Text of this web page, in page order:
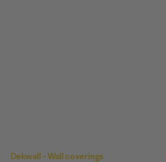
Dekwall - Wall coverings